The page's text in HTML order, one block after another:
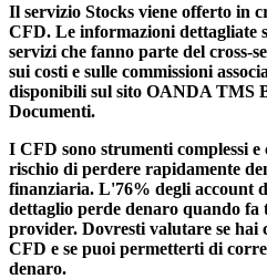
Il servizio Stocks viene offerto in
CFD. Le informazioni dettagliate
servizi che fanno parte del cross-
sui costi e sulle commissioni
disponibili sul sito OANDA TMS
Documenti.
I CFD sono strumenti complessi
rischio di perdere rapidamente
finanziaria. L'76% degli account
dettaglio perde denaro quando
provider. Dovresti valutare se hai
CFD e se puoi permetterti di
denaro.